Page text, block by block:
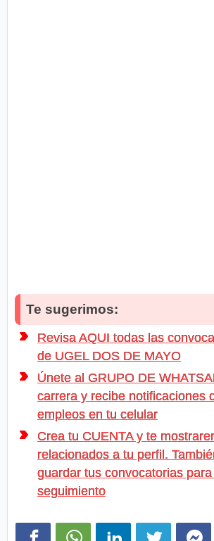
Te sugerimos:
Revisa AQUI todas las
de UGEL DOS DE MAYO
Únete al GRUPO DE
carrera y recibe notificaciones
empleos en tu celular
Crea tu CUENTA y te
relacionados a tu perfil.
guardar tus convocatorias
seguimiento